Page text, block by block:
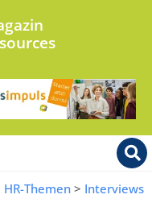
HR-Themen > Interviews